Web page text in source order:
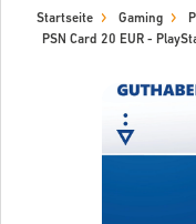
navigation
Startseite Gaming
PSN Card 20 EUR -